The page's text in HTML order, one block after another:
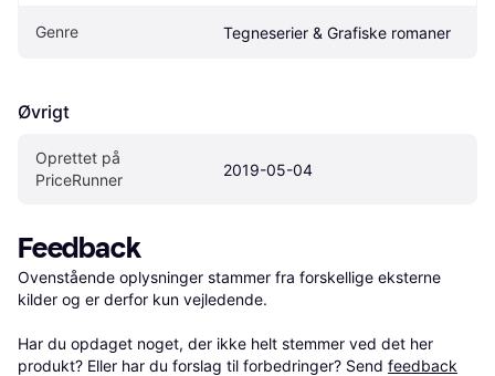
Genre Tegneserier & Grafiske romaner
Øvrigt
Oprettet på
PriceRunner
2019-05-04
Feedback
Ovenstående oplysninger stammer fra forskellige eksterne
kilder og er derfor kun vejledende.
Har du opdaget noget, der ikke helt stemmer ved det her
produkt? Eller har du forslag til forbedringer? Send feedback